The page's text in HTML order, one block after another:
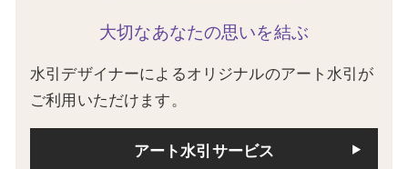
大切なあなたの思いを結ぶ
水引デザイナーによるオリジナルのアート水引が
ご利用いただけます。
アート水引サービス